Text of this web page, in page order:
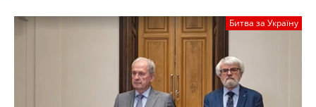
Битва за Україну